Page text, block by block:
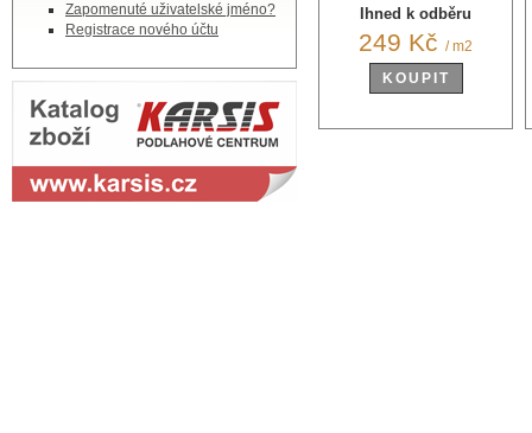
Zapomenuté uživatelské jméno?
Registrace nového účtu
Ihned k odběru
249 Kč / m2
KOUPIT